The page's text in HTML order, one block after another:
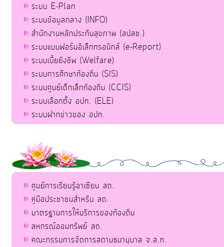
ระบบ E-Plan
ระบบข้อมูลกลาง (INFO)
สำนักงานหลักประกันสุขภาพ (สปสช.)
ระบบแบบฟอร์มอิเล็กทรอนิกส์ (e-Report)
ระบบเบี้ยยังชีพ (Welfare)
ระบบการศึกษาท้องถิ่น (SIS)
ระบบศูนย์เด็กเล็กท้องถิ่น (CCIS)
ระบบเลือกตั้ง อปท. (ELE)
ระบบฝากข่าวของ อปท.
ศูนย์การเรียนรู้อาเซียน สถ.
คู่มือประชาชนสำหรับ สถ.
มาตรฐานการให้บริการของท้องถิ่น
สหกรณ์ออมทรัพย์ สถ.
คณะกรรมการจัดการสถานธนานุบาล จ.ส.ท.